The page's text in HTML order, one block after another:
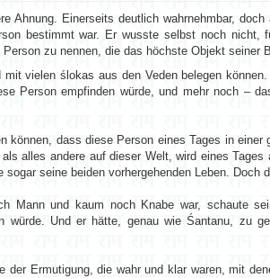
Ahnung. Einerseits deutlich wahrnehmbar,
bestimmt war. Er wusste selbst noch nicht,
zu nennen, die das höchste Objekt seiner
vielen ślokas aus den Veden belegen
Person empfinden würde, und mehr noch –
können, dass diese Person eines Tages in
alles andere auf dieser Welt, wird eines
seine beiden vorhergehenden Leben. Doch
Mann und kaum noch Knabe war, schaute
würde. Und er hätte, genau wie Śantanu, zu
der Ermutigung, die wahr und klar waren, mit